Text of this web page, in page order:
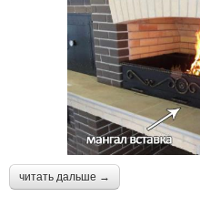
читать дальше →